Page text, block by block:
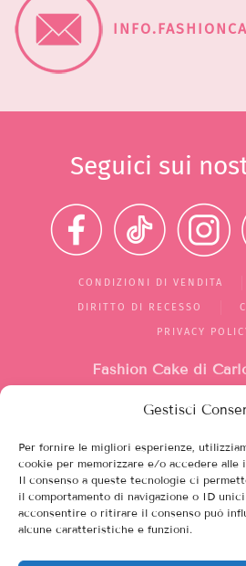
Gestisci
Per fornire le migliori esperienze,
cookie per memorizzare e/o accedere alle
Il consenso a queste tecnologie ci
il comportamento di navigazione o ID
acconsentire o ritirare il consenso può
alcune caratteristiche e funzioni.
Seguici sui
CONDIZIONI DI VENDITA
DIRITTO DI RECESSO
PRIVACY
Fashion Cake di
Mercato di Largo Santa
00149, Roma
Italia
Partita iva